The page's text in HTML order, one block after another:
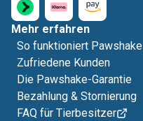
Mehr erfahren
So funktioniert Pawshake
Zufriedene Kunden
Die Pawshake-Garantie
Bezahlung & Stornierung
FAQ für Tierbesitzer